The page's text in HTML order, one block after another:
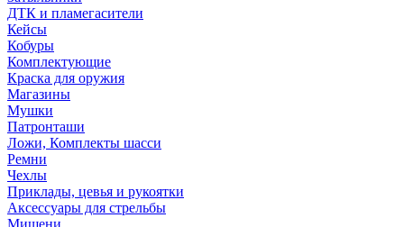
ДТК и пламегасители
Кейсы
Кобуры
Комплектующие
Краска для оружия
Магазины
Мушки
Патронташи
Ложи, Комплекты шасси
Ремни
Чехлы
Приклады, цевья и рукоятки
Аксессуары для стрельбы
Мишени